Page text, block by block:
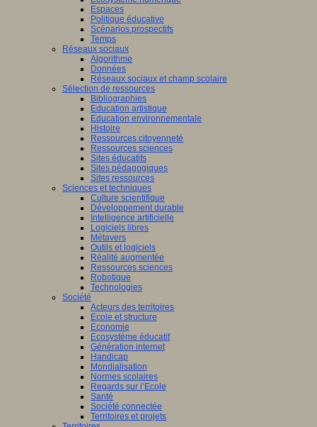
Espaces
Politique éducative
Scénarios prospectifs
Temps
Réseaux sociaux
Algorithme
Données
Réseaux sociaux et champ scolaire
Sélection de ressources
Bibliographies
Education artistique
Education environnementale
Histoire
Ressources citoyenneté
Ressources sciences
Sites éducatifs
Sites pédagogiques
Sites ressources
Sciences et techniques
Culture scientifique
Développement durable
Intelligence artificielle
Logiciels libres
Métavers
Outils et logiciels
Réalité augmentée
Ressources sciences
Robotique
Technologies
Société
Acteurs des territoires
Ecole et structure
Economie
Ecosystème éducatif
Génération internet
Handicap
Mondialisation
Normes scolaires
Regards sur l’Ecole
Santé
Société connectée
Territoires et projets